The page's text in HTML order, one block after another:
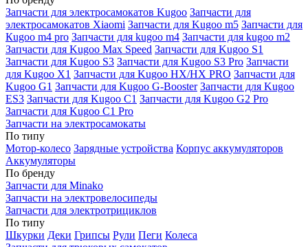
Запчасти для электросамокатов Kugoo Запчасти для
электросамокатов Xiaomi Запчасти для Kugoo m5 Запчасти для
Кugoo m4 pro Запчасти для kugoo m4 Запчасти для kugoo m2
Запчасти для Kugoo Max Speed Запчасти для Kugoo S1
Запчасти для Kugoo S3 Запчасти для Kugoo S3 Pro Запчасти
для Kugoo X1 Запчасти для Kugoo HX/HX PRO Запчасти для
Kugoo G1 Запчасти для Kugoo G-Booster Запчасти для Kugoo
ES3 Запчасти для Kugoo C1 Запчасти для Kugoo G2 Pro
Запчасти для Kugoo C1 Pro
Запчасти на электросамокаты
По типу
Мотор-колесо Зарядные устройства Корпус аккумуляторов
Аккумуляторы
По бренду
Запчасти для Minako
Запчасти на электровелосипеды
Запчасти для электротрициклов
По типу
Шкурки Деки Грипсы Рули Пеги Колеса